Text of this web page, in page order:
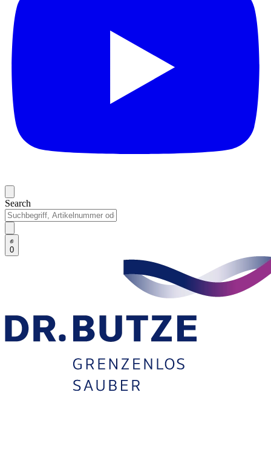
Search
0